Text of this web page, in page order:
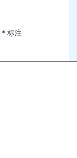
* 标注